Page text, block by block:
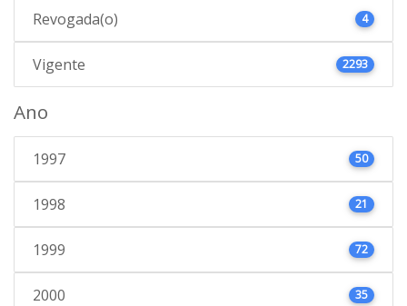
Revogada(o) 4
Vigente 2293
Ano
1997 50
1998 21
1999 72
2000 35